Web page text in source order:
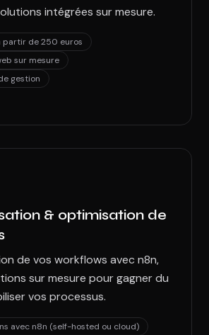
intégrées sur mesure.
partir de 250 euros
sur mesure
gestion
& optimisation de
de vos workflows avec n8n,
sur mesure pour gagner du
vos processus.
avec n8n (self-hosted ou cloud)